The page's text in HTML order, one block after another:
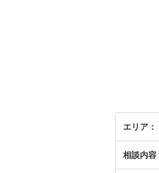
エリア
相談内容